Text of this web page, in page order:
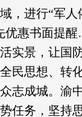
，进行“军人
优惠书面提
实景，让国
民思想、转
志成城。渝
任务，坚持